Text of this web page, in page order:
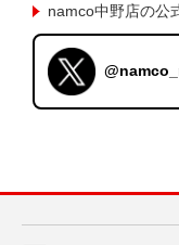
namco中野店の公